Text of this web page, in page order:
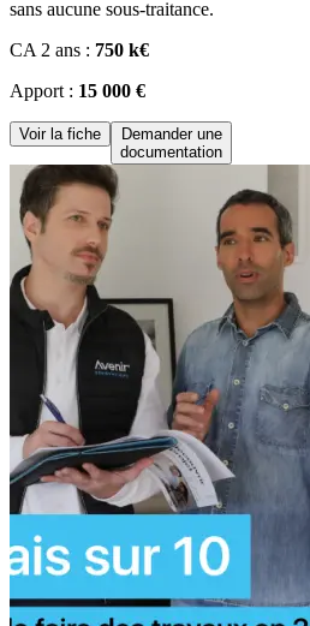
sans aucune sous-traitance.
CA 2 ans : 750 k€
Apport : 15 000 €
Voir la fiche
Demander une
documentation